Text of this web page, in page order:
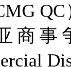
商事